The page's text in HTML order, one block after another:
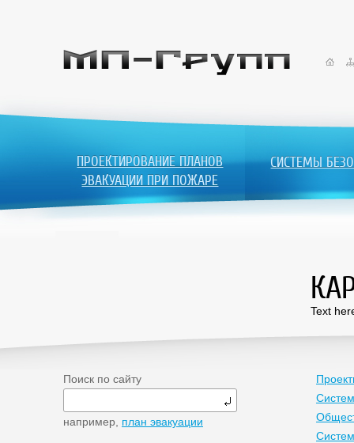
ПРОЕКТИРОВАНИЕ ПЛАНОВ
ЭВАКУАЦИИ ПРИ ПОЖАРЕ
СИСТЕМЫ
Text
Поиск по сайту
например, план эвакуации